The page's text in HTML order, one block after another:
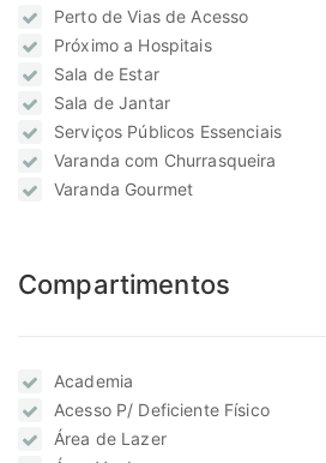
Perto de Vias de Acesso
Próximo a Hospitais
Sala de Estar
Sala de Jantar
Serviços Públicos Essenciais
Varanda com Churrasqueira
Varanda Gourmet
Compartimentos
Academia
Acesso P/ Deficiente Físico
Área de Lazer